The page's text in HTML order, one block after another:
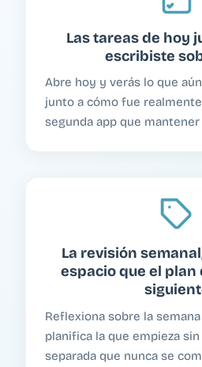
Las tareas de hoy
escribiste
Abre hoy y verás lo que
junto a cómo fue
segunda app que
La revisión
espacio que el plan
Reflexiona sobre la
planifica la que empieza
separada que nunca se